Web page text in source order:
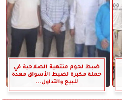
ضبط لحوم منتهية الصلاحية في
حملة مكبرة لضبط الأسواق معدة
للبيع والتداول...